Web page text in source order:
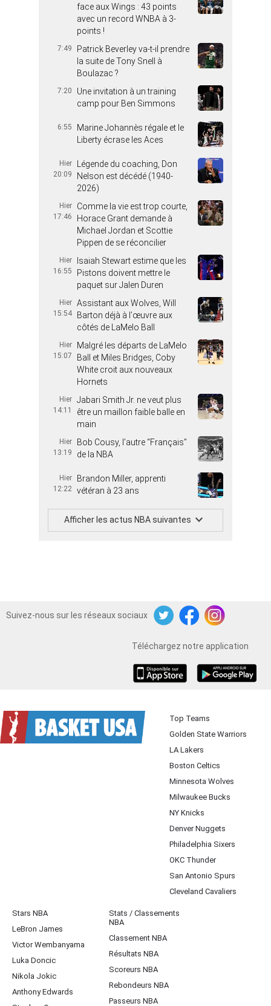
face aux Wings : 43 points
avec un record WNBA à 3-
points !
7:49
Patrick Beverley va-t-il prendre
la suite de Tony Snell à
Boulazac ?
7:20
Une invitation à un training
camp pour Ben Simmons
6:55
Marine Johannès régale et le
Liberty écrase les Aces
Hier
20:09
Légende du coaching, Don
Nelson est décédé (1940-
2026)
Hier
17:46
Comme la vie est trop courte,
Horace Grant demande à
Michael Jordan et Scottie
Pippen de se réconcilier
Hier
16:55
Isaiah Stewart estime que les
Pistons doivent mettre le
paquet sur Jalen Duren
Hier
15:54
Assistant aux Wolves, Will
Barton déjà à l’œuvre aux
côtés de LaMelo Ball
Hier
15:07
Malgré les départs de LaMelo
Ball et Miles Bridges, Coby
White croit aux nouveaux
Hornets
Hier
14:11
Jabari Smith Jr. ne veut plus
être un maillon faible balle en
main
Hier
13:19
Bob Cousy, l’autre “Français”
de la NBA
Hier
12:22
Brandon Miller, apprenti
vétéran à 23 ans
Afficher les actus NBA suivantes
Suivez-nous sur les réseaux sociaux
TwitterFacebookInstagram
Téléchargez notre application
Top Teams
Golden State Warriors
LA Lakers
Boston Celtics
Minnesota Wolves
Milwaukee Bucks
NY Knicks
Denver Nuggets
Philadelphia Sixers
OKC Thunder
San Antonio Spurs
Cleveland Cavaliers
Stars NBA
LeBron James
Victor Wembanyama
Luka Doncic
Nikola Jokic
Anthony Edwards
Stats / Classements
NBA
Classement NBA
Résultats NBA
Scoreurs NBA
Rebondeurs NBA
Passeurs NBA